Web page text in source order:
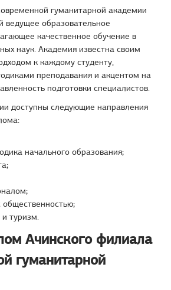
гуманитарной академии
ведущее образовательное
качественное обучение в
наук. Академия известна своим
к каждому студенту,
преподавания и акцентом на
подготовки специалистов.
доступны следующие направления
начального образования;
общественностью;
и туризм.
Ачинского филиала
гуманитарной